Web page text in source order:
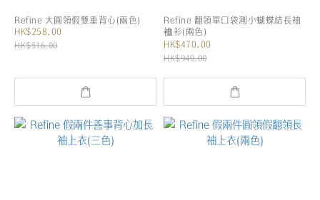
Refine 大圓領假雙重背心(兩色)
HK$258.00
HK$516.00
Refine 翻領單口袋測小蝴蝶結長袖
裇衫(兩色)
HK$470.00
HK$940.00